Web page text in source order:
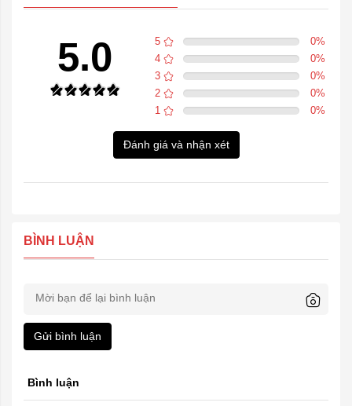
5.0 5 0%
4
0%
3
0%
2
0%
1
0%
Đánh giá và nhận xét
BÌNH LUẬN
Gửi bình luận
Bình luận